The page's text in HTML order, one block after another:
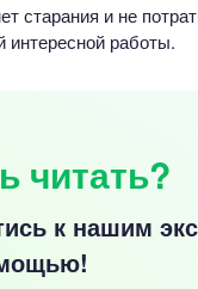
старания и не
работы.
читать?
к нашим